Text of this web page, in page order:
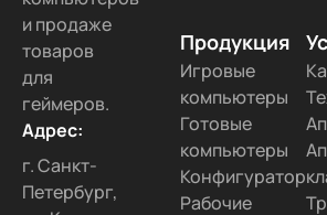
и продаже
товаров
для
геймеров.
Адрес:
г. Санкт-
Петербург,
Продукция
Игровые
компьютеры
Готовые
компьютеры
Конфигуратор
Рабочие